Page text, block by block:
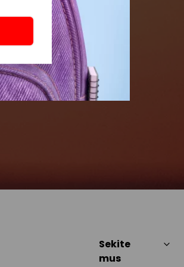
Sekite
mus